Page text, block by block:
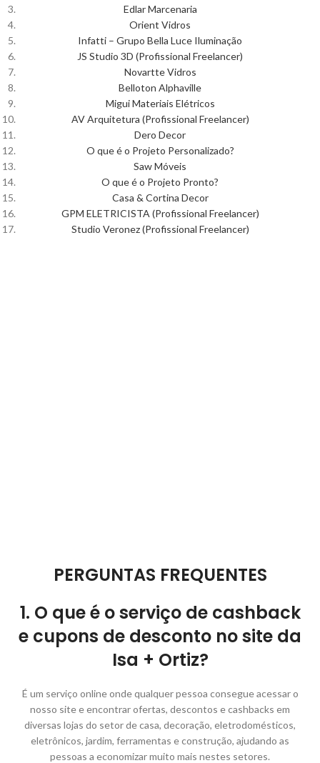
Edlar Marcenaria
Orient Vidros
Infatti – Grupo Bella Luce Iluminação
JS Studio 3D (Profissional Freelancer)
Novartte Vidros
Belloton Alphaville
Migui Materiais Elétricos
AV Arquitetura (Profissional Freelancer)
Dero Decor
O que é o Projeto Personalizado?
Saw Móveis
O que é o Projeto Pronto?
Casa & Cortina Decor
GPM ELETRICISTA (Profissional Freelancer)
Studio Veronez (Profissional Freelancer)
PERGUNTAS FREQUENTES
1. O que é o serviço de cashback
e cupons de desconto no site da
Isa + Ortiz?
É um serviço online onde qualquer pessoa consegue acessar o
nosso site e encontrar ofertas, descontos e cashbacks em
diversas lojas do setor de casa, decoração, eletrodomésticos,
eletrônicos, jardim, ferramentas e construção, ajudando as
pessoas a economizar muito mais nestes setores.